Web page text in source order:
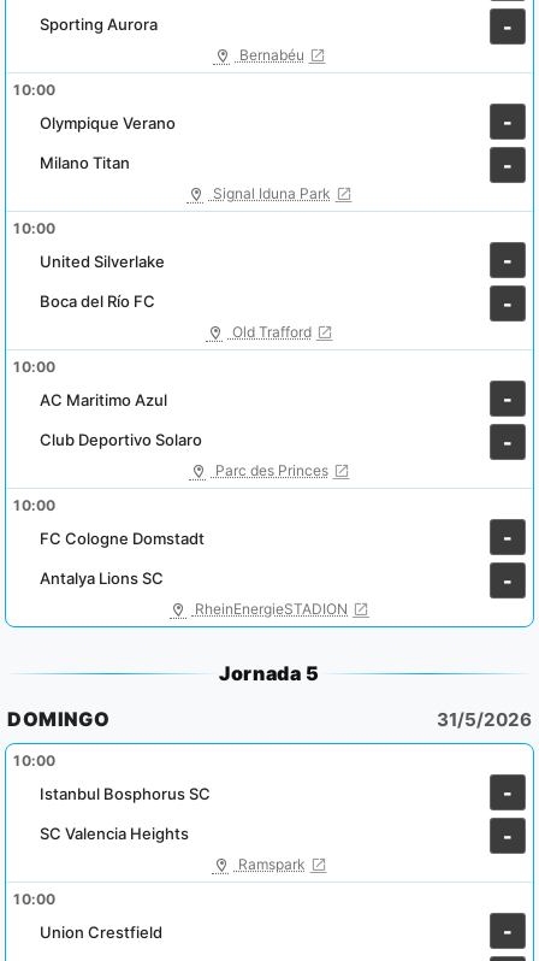
-
Sporting Aurora
Bernabéu
10:00
Olympique Verano
-
-
Milano Titan
Signal Iduna Park
10:00
United Silverlake
-
-
Boca del Río FC
Old Trafford
10:00
AC Maritimo Azul
-
-
Club Deportivo Solaro
Parc des Princes
10:00
FC Cologne Domstadt
-
-
Antalya Lions SC
RheinEnergieSTADION
Jornada 5
DOMINGO
31/5/2026
10:00
Istanbul Bosphorus SC
-
-
SC Valencia Heights
Ramspark
10:00
Union Crestfield
-